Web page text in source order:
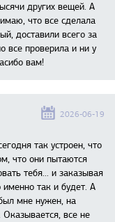
других вещей. А
что все сделала
доставили всего за
все проверила и ни у
вам!
2026-06-19
так устроен, что
что они пытаются
тебя... и заказывая
так и будет. А
мне нужен, на
все не